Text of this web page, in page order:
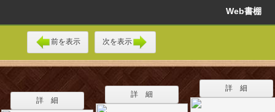
Web書棚
前を表示 次を表示
詳 細
詳 細
詳 細